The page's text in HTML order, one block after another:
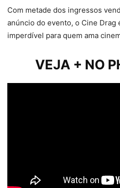
Com metade dos ingressos
anúncio do evento, o Cine Drag
imperdível para quem ama
VEJA + NO